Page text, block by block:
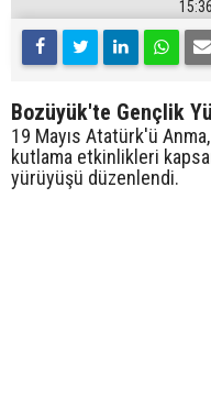
15:36
Bozüyük'te Gençlik
19 Mayıs Atatürk'ü
kutlama etkinlikleri
yürüyüşü düzenlendi.